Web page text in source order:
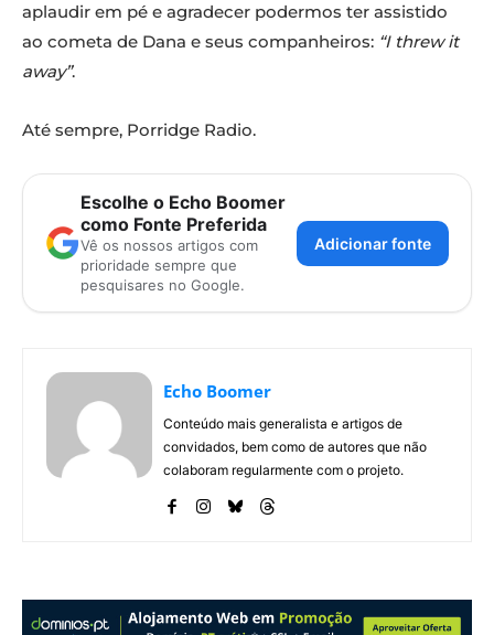
Foto: Emanuel Canoilas
aplaudir em pé e agradecer podermos ter assistido
ao cometa de Dana e seus companheiros: “I threw it
away”.
Até sempre, Porridge Radio.
Escolhe o Echo Boomer
como Fonte Preferida
Vê os nossos artigos com
prioridade sempre que
pesquisares no Google.
Adicionar fonte
Echo Boomer
Conteúdo mais generalista e artigos de
convidados, bem como de autores que não
colaboram regularmente com o projeto.